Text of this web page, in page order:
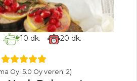
10 dk. 20 dk.
Oy: 5.0 Oy veren: 2)